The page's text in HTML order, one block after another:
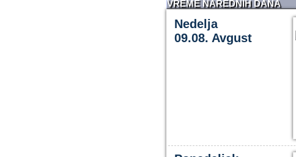
VREME NAREDNIH DANA
Nedelja
09.08. Avgust